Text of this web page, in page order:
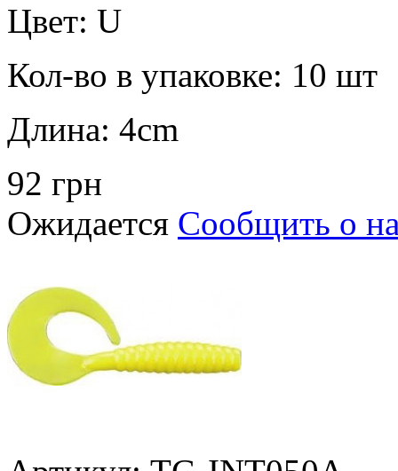
Цвет: U
Кол-во в упаковке: 10 шт
Длина: 4cm
92 грн
Ожидается Сообщить о